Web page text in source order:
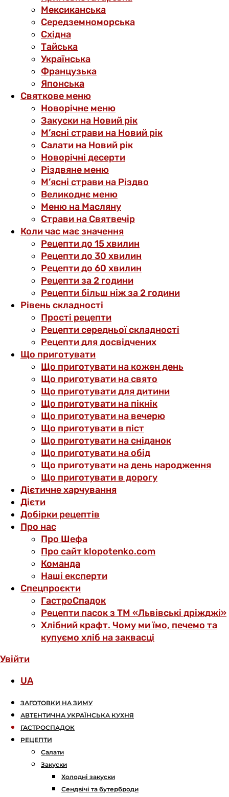
Мексиканська
Середземноморська
Східна
Тайська
Українська
Французька
Японська
Святкове меню
Новорічне меню
Закуски на Новий рік
М’ясні страви на Новий рік
Салати на Новий рік
Новорічні десерти
Різдвяне меню
М’ясні страви на Різдво
Великоднє меню
Меню на Масляну
Страви на Святвечір
Коли час має значення
Рецепти до 15 хвилин
Рецепти до 30 хвилин
Рецепти до 60 хвилин
Рецепти за 2 години
Рецепти більш ніж за 2 години
Рівень складності
Прості рецепти
Рецепти середньої складності
Рецепти для досвідчених
Що приготувати
Що приготувати на кожен день
Що приготувати на свято
Що приготувати для дитини
Що приготувати на пікнік
Що приготувати на вечерю
Що приготувати в піст
Що приготувати на сніданок
Що приготувати на обід
Що приготувати на день народження
Що приготувати в дорогу
Дієтичне харчування
Дієти
Добірки рецептів
Про нас
Про Шефа
Про сайт klopotenko.com
Команда
Наші експерти
Спецпроєкти
ГастроСпадок
Рецепти пасок з ТМ «Львівські дріжджі»
Хлібний крафт. Чому ми їмо, печемо та
купуємо хліб на заквасці
Увійти
UA
ЗАГОТОВКИ НА ЗИМУ
АВТЕНТИЧНА УКРАЇНСЬКА КУХНЯ
ГАСТРОСПАДОК
РЕЦЕПТИ
Салати
Закуски
Холодні закуски
Сендвічі та бутерброди